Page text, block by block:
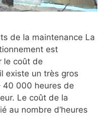
de la maintenance La
est
le coût de
existe un très gros
40 000 heures de
Le coût de la
au nombre d’heures